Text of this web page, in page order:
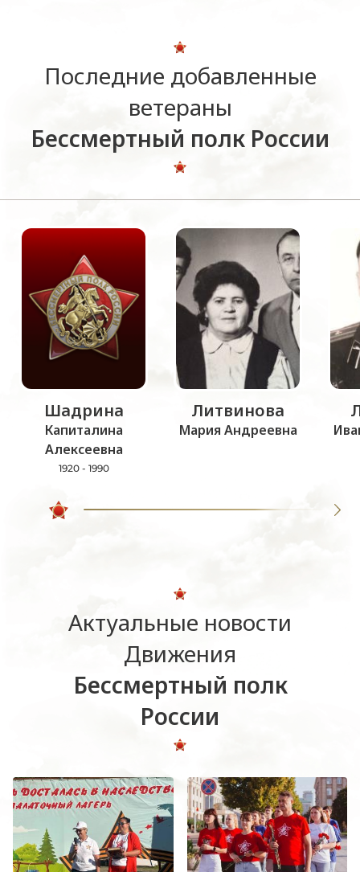
Последние добавленные
ветераны
Бессмертный полк России
Шадрина
Капиталина
Алексеевна
1920 - 1990
Литвинова
Мария Андреевна
Актуальные новости
Движения
Бессмертный полк
России